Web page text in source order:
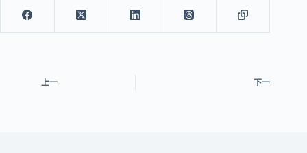
上一 下一